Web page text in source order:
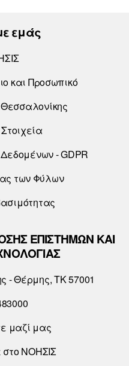
εμάς
και Προσωπικό
- GDPR
των Φύλων
ΕΠΙΣΤΗΜΩΝ ΚΑΙ
- Θέρμης, ΤΚ 57001
μαζί μας
ΝΟΗΣΙΣ